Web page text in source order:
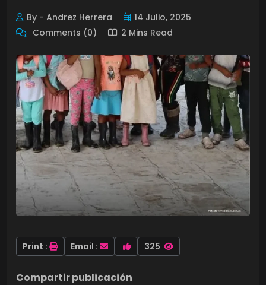
By - Andrez Herrera
14 Julio, 2025
Comments (0)
2 Mins Read
Print : Email : 325
Compartir publicación